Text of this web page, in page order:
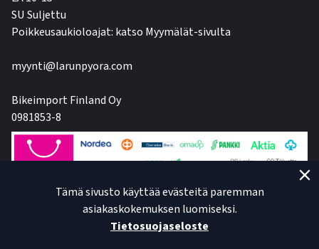
SU Suljettu
Poikkeusaukioloajat: katso Myymälät-sivulta
myynti@larunpyora.com
Bikeimport Finland Oy
0981853-8
Tämä sivusto käyttää evästeitä paremman
asiakaskokemuksen luomiseksi.
Tietosuojaseloste